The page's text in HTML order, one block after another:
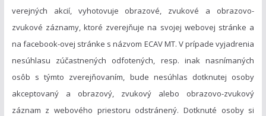
verejných akcií, vyhotovuje obrazové, zvukové a obrazovo-
zvukové záznamy, ktoré zverejňuje na svojej webovej stránke a
na facebook-ovej stránke s názvom ECAV MT. V prípade vyjadrenia
nesúhlasu zúčastnených odfotených, resp. inak nasnímaných
osôb s týmto zverejňovaním, bude nesúhlas dotknutej osoby
akceptovaný a obrazový, zvukový alebo obrazovo-zvukový
záznam z webového priestoru odstránený. Dotknuté osoby si